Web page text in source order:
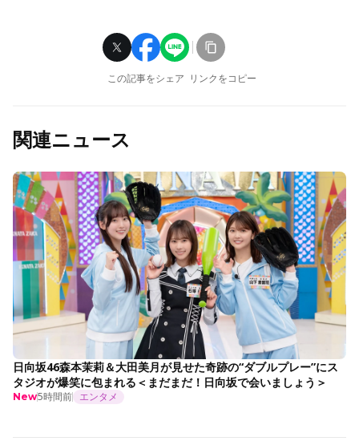
この記事をシェア リンクをコピー
関連ニュース
日向坂46森本茉莉＆大田美月が見せた奇跡の“ダブルプレー”にス
タジオが爆笑に包まれる＜まだまだ！日向坂で会いましょう＞
New5時間前 エンタメ